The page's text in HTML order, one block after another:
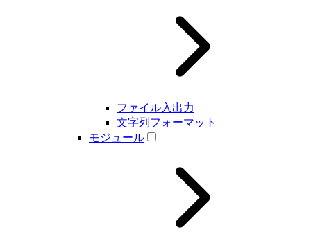
ファイル入出力
文字列フォーマット
モジュール